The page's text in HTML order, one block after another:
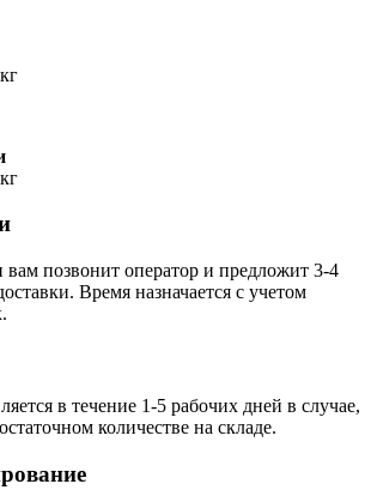
вам позвонит оператор и предложит 3-4
Время назначается с учетом
в течение 1-5 рабочих дней в случае,
количестве на складе.